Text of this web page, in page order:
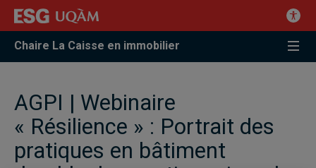
Chaire La Caisse en immobilier
AGPI | Webinaire
« Résilience » : Portrait des
pratiques en bâtiment